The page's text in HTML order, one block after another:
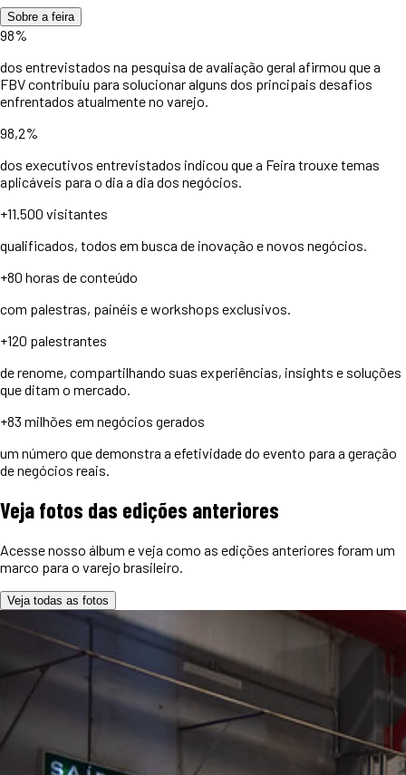
Sobre a feira
98%
dos entrevistados na pesquisa de avaliação geral afirmou que a
FBV contribuiu para solucionar alguns dos principais desafios
enfrentados atualmente no varejo.
98,2%
dos executivos entrevistados indicou que a Feira trouxe temas
aplicáveis para o dia a dia dos negócios.
+11.500 visitantes
qualificados, todos em busca de inovação e novos negócios.
+80 horas de conteúdo
com palestras, painéis e workshops exclusivos.
+120 palestrantes
de renome, compartilhando suas experiências, insights e soluções
que ditam o mercado.
+83 milhões em negócios gerados
um número que demonstra a efetividade do evento para a geração
de negócios reais.
Veja fotos das edições anteriores
Acesse nosso álbum e veja como as edições anteriores foram um
marco para o varejo brasileiro.
Veja todas as fotos